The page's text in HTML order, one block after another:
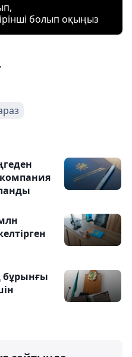
болып оқыңыз
бұрынғы